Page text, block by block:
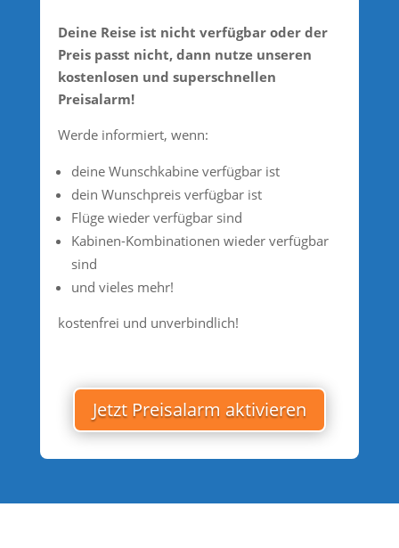
Deine Reise ist nicht verfügbar oder der
Preis passt nicht, dann nutze unseren
kostenlosen und superschnellen
Preisalarm!
Werde informiert, wenn:
deine Wunschkabine verfügbar ist
dein Wunschpreis verfügbar ist
Flüge wieder verfügbar sind
Kabinen-Kombinationen wieder verfügbar
sind
und vieles mehr!
kostenfrei und unverbindlich!
Jetzt Preisalarm aktivieren